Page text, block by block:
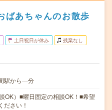
ばあちゃんのお散歩
土日祝日が休み 残業なし
駅から---分
OK）■曜日固定の相談OK！■希望
ださい！